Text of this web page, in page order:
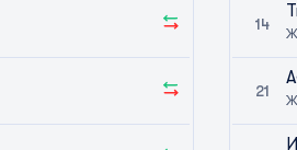
14
21